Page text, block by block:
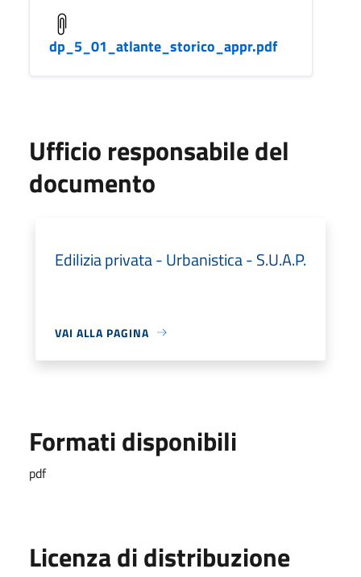
dp_5_01_atlante_storico_appr.pdf
Ufficio responsabile del
documento
Edilizia privata - Urbanistica - S.U.A.P.
VAI ALLA PAGINA
Formati disponibili
pdf
Licenza di distribuzione